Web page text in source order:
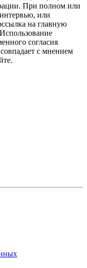
При полном или
или
на главную
согласия
с мнением